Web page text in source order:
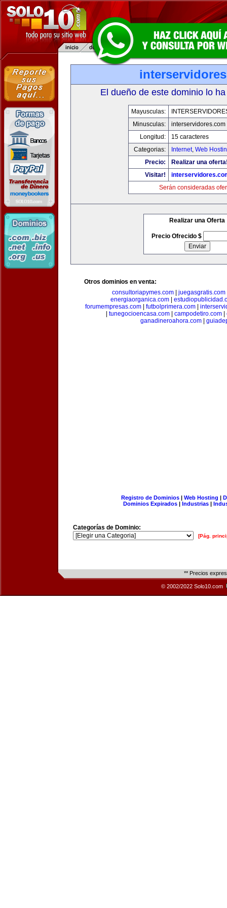
El dueño de este dominio lo
Mayusculas:
Minusculas:
interservidores.com
Longitud:
15 caracteres
Categorias:
Internet, Web
Precio:
Realizar una
Visitar!
Serán consideradas
Realizar una Oferta
Precio Ofrecido $
Otros dominios en venta:
consultoriapymes.com
juegasgratis.com
energiaorganica.com|
forumempresas.com
futbolprimera.com
tunegocioencasa.com| campodetiro.com|
ganadineroahora.com|
Registro de Dominios| Web Hosting |
Dominios Expirados | Industrias |
Categorías de Dominio:
[Pág.
** Precios
© 2002/2022 Solo10.com